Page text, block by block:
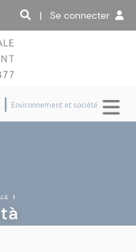
| Se connecter
Environnement et société
|